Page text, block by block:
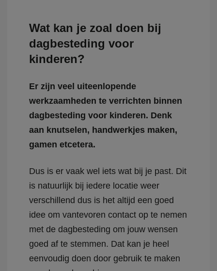
Wat kan je zoal doen bij
dagbesteding voor
kinderen?
Er zijn veel uiteenlopende
werkzaamheden te verrichten binnen
dagbesteding voor kinderen. Denk
aan knutselen, handwerkjes maken,
gamen etcetera.
Dus is er vaak wel iets wat bij je past. Dit
is natuurlijk bij iedere locatie weer
verschillend dus is het altijd een goed
idee om vantevoren contact op te nemen
met de dagbesteding om jouw wensen
goed af te stemmen. Dat kan je heel
eenvoudig doen door gebruik te maken